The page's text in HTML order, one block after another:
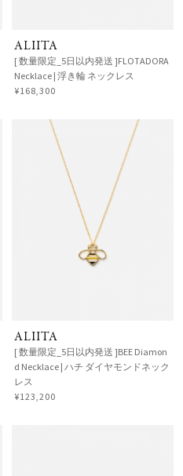
ALIITA
[ 数量限定_5日以内発送 ]FLOTADORA
Necklace | 浮き輪 ネックレス
¥168,300
ALIITA
[ 数量限定_5日以内発送 ]BEE Diamon
d Necklace | ハチ ダイヤモンドネック
レス
¥123,200